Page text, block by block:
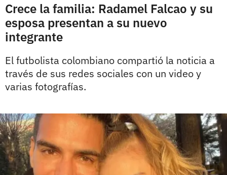
Crece la familia: Radamel Falcao y su
esposa presentan a su nuevo
integrante
El futbolista colombiano compartió la noticia a
través de sus redes sociales con un video y
varias fotografías.